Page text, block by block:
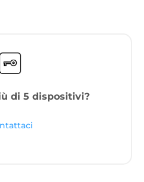
di 5 dispositivi?